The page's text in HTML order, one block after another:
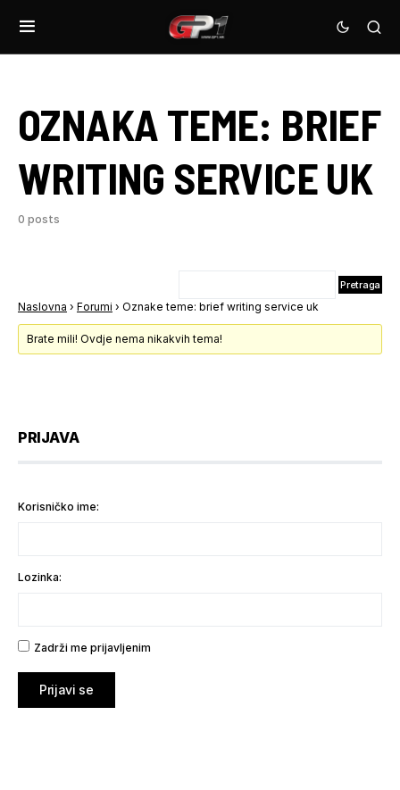
OZNAKA TEME: BRIEF
WRITING SERVICE UK
0 posts
Naslovna › Forumi › Oznake teme: brief writing service uk
Brate mili! Ovdje nema nikakvih tema!
PRIJAVA
Korisničko ime:
Lozinka:
Zadrži me prijavljenim
Prijavi se